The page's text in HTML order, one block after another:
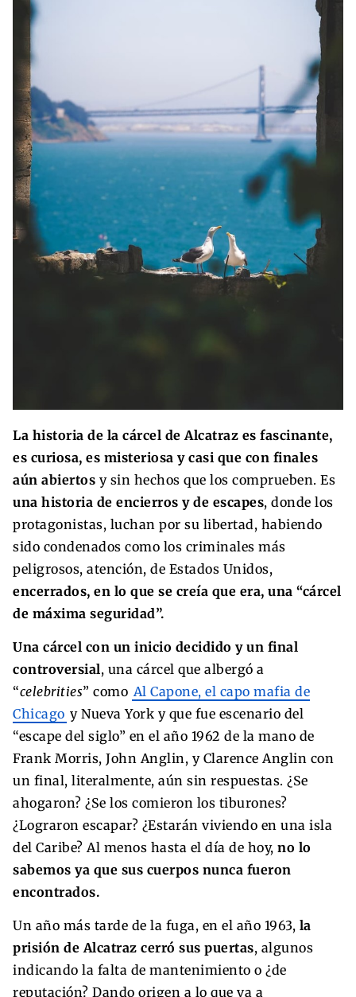
La historia de la cárcel de Alcatraz es fascinante,
es curiosa, es misteriosa y casi que con finales
aún abiertos y sin hechos que los comprueben. Es
una historia de encierros y de escapes, donde los
protagonistas, luchan por su libertad, habiendo
sido condenados como los criminales más
peligrosos, atención, de Estados Unidos,
encerrados, en lo que se creía que era, una “cárcel
de máxima seguridad”.
Una cárcel con un inicio decidido y un final
controversial, una cárcel que albergó a
“celebrities” como Al Capone, el capo mafia de
Chicago y Nueva York y que fue escenario del
“escape del siglo” en el año 1962 de la mano de
Frank Morris, John Anglin, y Clarence Anglin con
un final, literalmente, aún sin respuestas. ¿Se
ahogaron? ¿Se los comieron los tiburones?
¿Lograron escapar? ¿Estarán viviendo en una isla
del Caribe? Al menos hasta el día de hoy, no lo
sabemos ya que sus cuerpos nunca fueron
encontrados.
Un año más tarde de la fuga, en el año 1963, la
prisión de Alcatraz cerró sus puertas, algunos
indicando la falta de mantenimiento o ¿de
reputación? Dando origen a lo que va a